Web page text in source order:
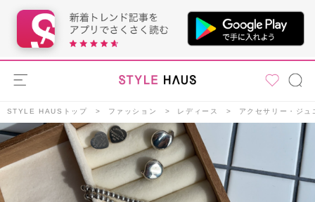
STYLE HAUSトップ ファッション レディース アクセサリー・ジュ